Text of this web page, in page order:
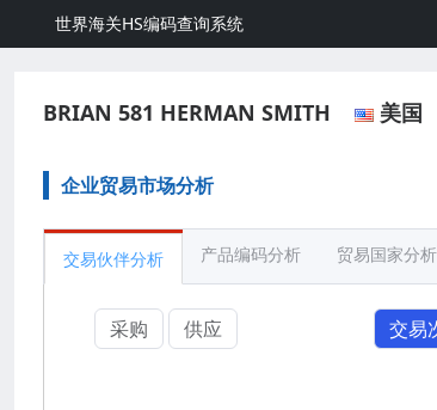
世界海关HS编码查询系统
BRIAN 581 HERMAN SMITH 美国
企业贸易市场分析
交易伙伴分析 产品编码分析 贸易国家分析
采购 供应 交易